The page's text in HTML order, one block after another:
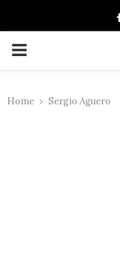
PRIMARY
Home Sergio Aguero